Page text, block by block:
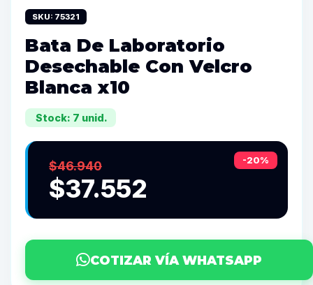
SKU: 75321
Bata De Laboratorio
Desechable Con Velcro
Blanca x10
Stock: 7 unid.
-20%
$46.940
$37.552
COTIZAR VÍA WHATSAPP